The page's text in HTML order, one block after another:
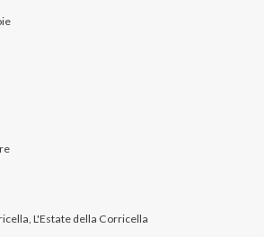
L'Estate della Corricella